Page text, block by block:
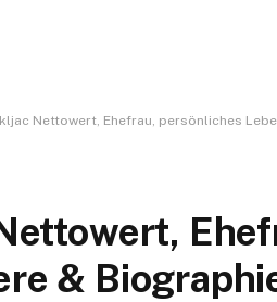
Nettowert, Ehefrau, persönliches
&